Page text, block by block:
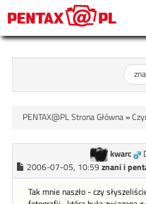
PENTAX@PL Strona Główna»
kwarc
2006-07-05, 10:59 znani i
Tak mnie naszło - czy